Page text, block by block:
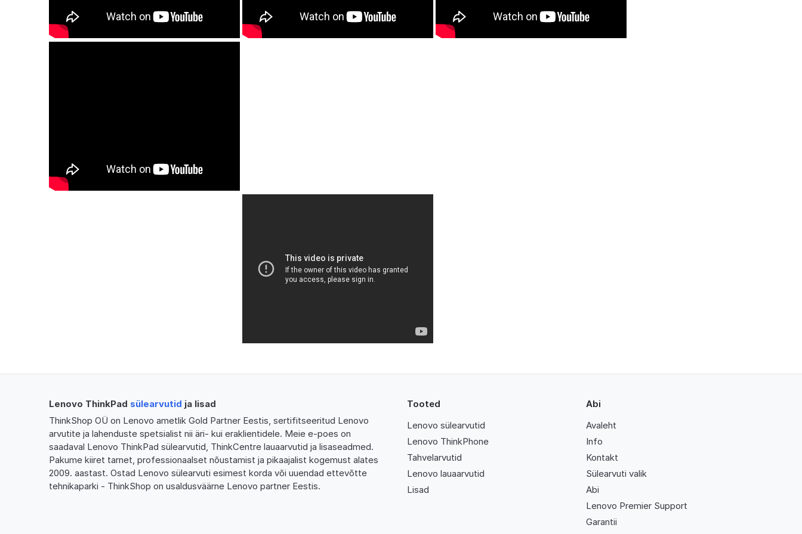
Lenovo ThinkPad sülearvutid ja lisad
ThinkShop OÜ on Lenovo ametlik Gold Partner Eestis, sertifitseeritud Lenovo
arvutite ja lahenduste spetsialist nii äri- kui eraklientidele. Meie e-poes on
saadaval Lenovo ThinkPad sülearvutid, ThinkCentre lauaarvutid ja lisaseadmed.
Pakume kiiret tarnet, professionaalset nõustamist ja pikaajalist kogemust alates
2009. aastast. Ostad Lenovo sülearvuti esimest korda või uuendad ettevõtte
tehnikaparki - ThinkShop on usaldusväärne Lenovo partner Eestis.
Tooted
Lenovo sülearvutid
Lenovo ThinkPhone
Tahvelarvutid
Lenovo lauaarvutid
Lisad
Abi
Avaleht
Info
Kontakt
Sülearvuti valik
Abi
Lenovo Premier Support
Garantii